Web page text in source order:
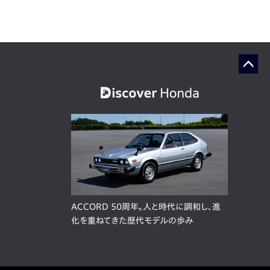
ACCORD 50周年。人と時代に調和し、進
化を重ねてきた歴代モデルの歩み